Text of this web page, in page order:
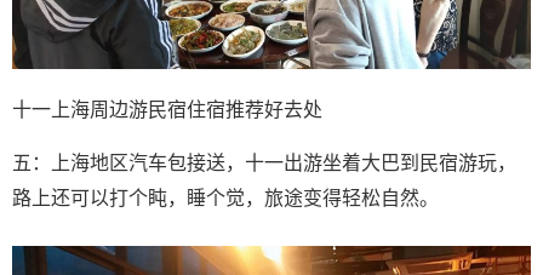
十一上海周边游民宿住宿推荐好去处
五：上海地区汽车包接送，十一出游坐着大巴到民宿游玩，
路上还可以打个盹，睡个觉，旅途变得轻松自然。